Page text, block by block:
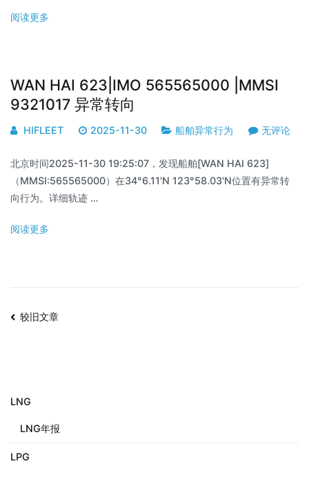
阅读更多
WAN HAI 623|IMO 565565000 |MMSI
9321017 异常转向
HIFLEET 2025-11-30 船舶异常行为 无评论
北京时间2025-11-30 19:25:07，发现船舶[WAN HAI 623]
（MMSI:565565000）在34°6.11'N 123°58.03'N位置有异常转
向行为。详细轨迹 …
阅读更多
较旧文章
LNG
LNG年报
LPG